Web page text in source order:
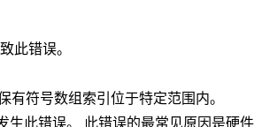
此错误。
符号数组索引位于特定范围内。
此错误。 此错误的最常见原因是硬件